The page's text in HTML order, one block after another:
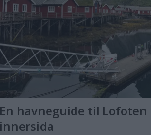
En havneguide til
innersida